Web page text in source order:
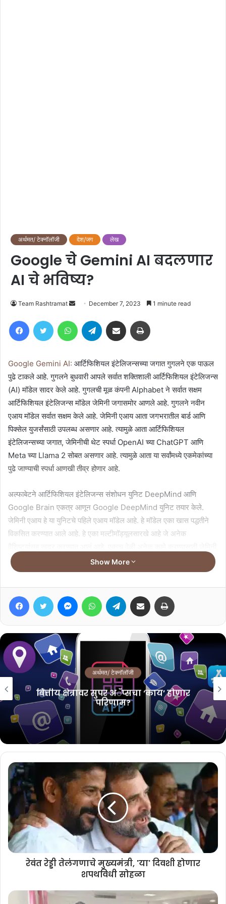
अर्थमत/ टेक्नॉलॉजी देश/जग लेख
Google चे Gemini AI बदलणार
AI चे भविष्य?
Team Rashtramat
Send
email
December 7, 2023 1 minute read
FacebookTwitter WhatsAppTelegram Share via Email
Google Gemini AI: आर्टिफिशियल इंटेलिजन्सच्या जगात गुगलने एक पाऊल
पुढे टाकले आहे. गुगलने बुधवारी आपले सर्वात शक्तिशाली आर्टिफिशियल इंटेलिजन्स
(AI) मॉडेल सादर केले आहे. गुगलची मूळ कंपनी Alphabet ने सर्वात सक्षम
आर्टिफिशियल इंटेलिजन्स मॉडेल जेमिनी जगासमोर आणले आहे. गुगलने नवीन
एआय मॉडेल सर्वात सक्षम केले आहे. जेमिनी एआय आता जगभरातील बार्ड आणि
पिक्सेल युजर्संसाठी उपलब्ध असणार आहे. त्यामुळे आता आर्टिफिशियल
इंटेलिजन्सच्या जगात, जेमिनीची थेट स्पर्धा OpenAI च्या ChatGPT आणि
Meta च्या Llama 2 सोबत असणार आहे. त्यामुळे आता या सर्वांमध्ये एकमेकांच्या
पुढे जाण्याची स्पर्धा आणखी तीव्र होणार आहे.
अल्फाबेटने आर्टिफिशियल इंटेलिजन्स संशोधन युनिट DeepMind आणि
Google Brain एकत्र आणून Google DeepMind युनिट तयार केले.
जेमिनी एआय हे या युनिटचे पहिले एआय मॉडेल आहे. हे मॉडेल एका खास पद्धतीने
विकसित करण्यात आले आहे. हे एका मल्टीमॉड्यूलसारखे आहे जे अनेक
आर्टिफिशियल इंटेलिजन्स बनवण्यात आले आहे. हे एकाच वेळी विविध प्रकारच्या
माहितीवर काम करू शकते, जसे की मजकूर, कोडिंग, ऑडिओ, फोटो आणि
व्हिडिओ.
जेमिनी अल्ट्रा – अधिक कठीण कामांसाठी गुगलचे सर्वात मोठे आणि सर्वात सक्षम
मॉडेल.
जेमिनी प्रो – मोठ्या कामांचे स्केलिंग करण्यासाठी गुगलचे सर्वोत्तम मॉडेल.
जेमिनी नॅनो – ऑन-डिव्हाइस कामांसाठी गुगलचे सर्वात कार्यक्षम मॉडेल.
Related Articles
विजय यांच्या पत्नी संगीता यांनी घटस्फोटाचा
अर्ज मागे घेतला
ऑगस्टपासून
August 6, 2026
Show More
FacebookTwitter MessengerWhatsAppTelegram Share via Email
अर्थमत/ टेक्नॉलॉजी
वित्तीय क्षेत्रावर सुपर अॅप्सचा ‘काय’ होणार
परिणाम?
रेवंत रेड्डी तेलंगणाचे मुख्यमंत्री, 'या' दिवशी होणार
शपथविधी सोहळा